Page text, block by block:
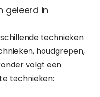
geleerd in
technieken
houdgrepen,
volgt een
technieken: